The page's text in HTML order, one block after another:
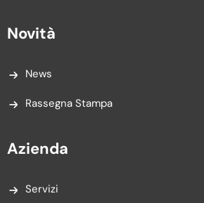
Novità
News
Rassegna Stampa
Azienda
Servizi